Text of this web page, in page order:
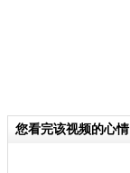
您看完该视频的心情